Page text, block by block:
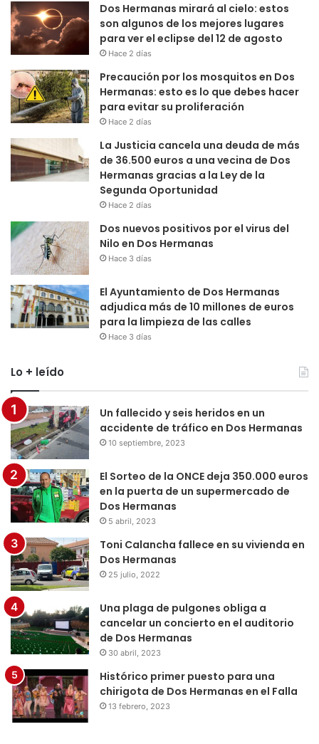
Dos Hermanas mirará al cielo: estos
son algunos de los mejores lugares
para ver el eclipse del 12 de agosto
Hace 2 días
Precaución por los mosquitos en Dos
Hermanas: esto es lo que debes hacer
para evitar su proliferación
Hace 2 días
La Justicia cancela una deuda de más
de 36.500 euros a una vecina de Dos
Hermanas gracias a la Ley de la
Segunda Oportunidad
Hace 2 días
Dos nuevos positivos por el virus del
Nilo en Dos Hermanas
Hace 3 días
El Ayuntamiento de Dos Hermanas
adjudica más de 10 millones de euros
para la limpieza de las calles
Hace 3 días
Lo + leído
Un fallecido y seis heridos en un
accidente de tráfico en Dos Hermanas
10 septiembre, 2023
El Sorteo de la ONCE deja 350.000 euros
en la puerta de un supermercado de
Dos Hermanas
5 abril, 2023
Toni Calancha fallece en su vivienda en
Dos Hermanas
25 julio, 2022
Una plaga de pulgones obliga a
cancelar un concierto en el auditorio
de Dos Hermanas
30 abril, 2023
Histórico primer puesto para una
chirigota de Dos Hermanas en el Falla
13 febrero, 2023